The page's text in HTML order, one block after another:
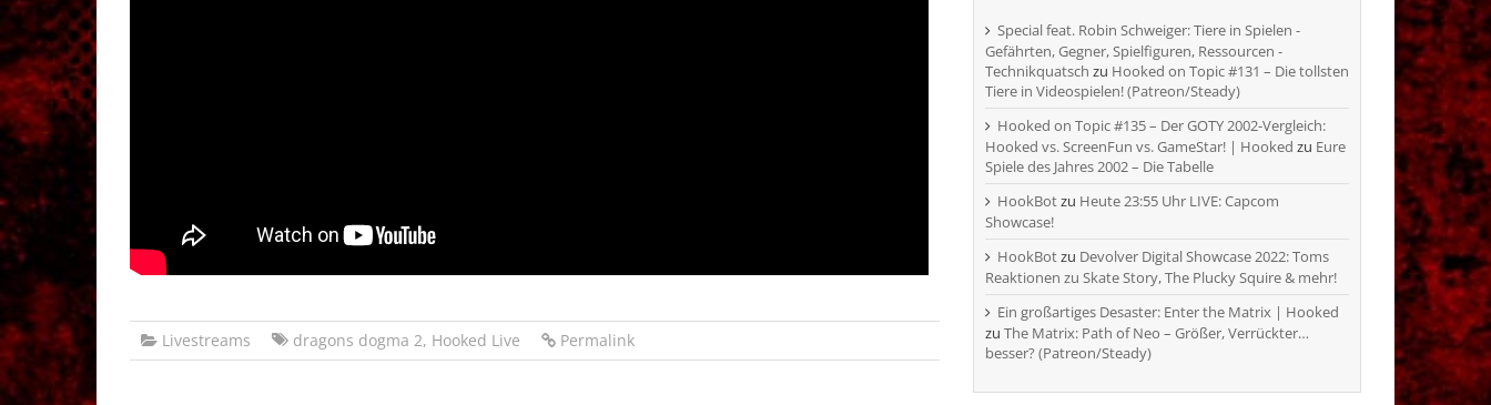
Livestreams dragons dogma 2, Hooked Live Permalink
Special feat. Robin Schweiger: Tiere in Spielen -
Gefährten, Gegner, Spielfiguren, Ressourcen -
Technikquatsch zu Hooked on Topic #131 – Die tollsten
Tiere in Videospielen! (Patreon/Steady)
Hooked on Topic #135 – Der GOTY 2002-Vergleich:
Hooked vs. ScreenFun vs. GameStar! | Hooked zu Eure
Spiele des Jahres 2002 – Die Tabelle
HookBotzu Heute 23:55 Uhr LIVE: Capcom
Showcase!
HookBotzu Devolver Digital Showcase 2022: Toms
Reaktionen zu Skate Story, The Plucky Squire & mehr!
Ein großartiges Desaster: Enter the Matrix | Hooked
zu The Matrix: Path of Neo – Größer, Verrückter…
besser? (Patreon/Steady)